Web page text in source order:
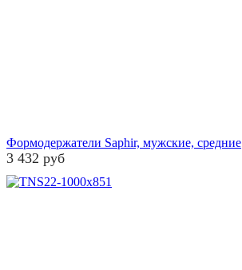
Формодержатели Saphir, мужские, средние
3 432 руб